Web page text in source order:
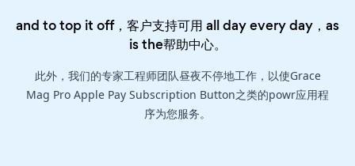
and to top it off，客户支持可用 all day every day，as
is the帮助中心。
此外，我们的专家工程师团队昼夜不停地工作，以使Grace
Mag Pro Apple Pay Subscription Button之类的powr应用程
序为您服务。